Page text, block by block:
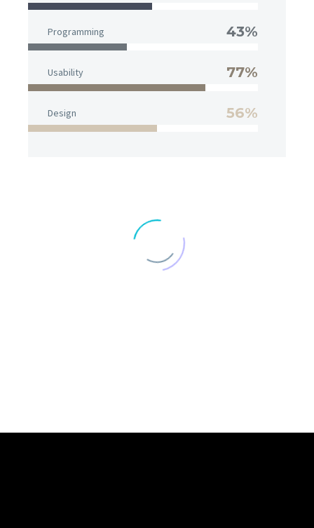
Programming 43%
Usability 77%
Design 56%